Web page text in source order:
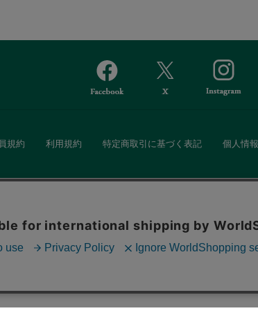
規約 利用規約 特定商取引に基づく表記 個人情
します。ボタンから同意の可否を選択してください。選
になります。クッキーを通じて収集する情報には「お客